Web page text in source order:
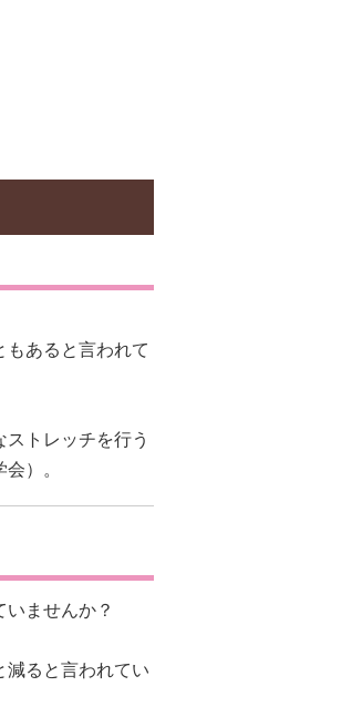
あると言われて
トレッチを行う
会）。
ませんか？
減ると言われてい